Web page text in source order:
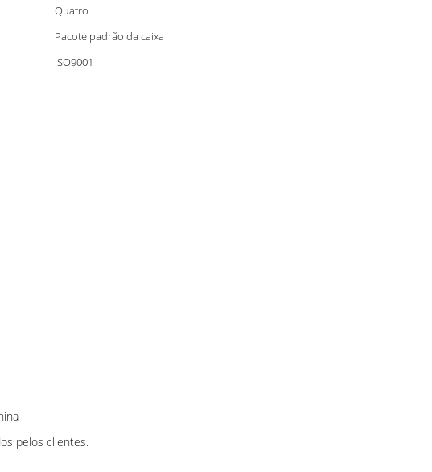
Quatro
Pacote padrão da caixa
ISO9001
pelos clientes.